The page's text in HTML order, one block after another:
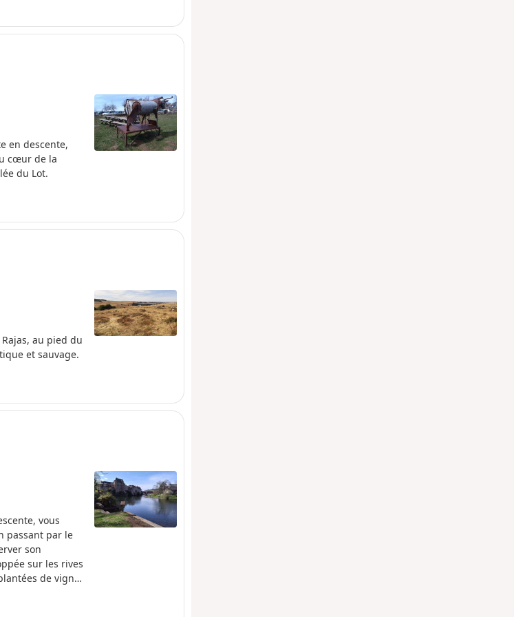
en descente,
cœur de la
du Lot.
au pied du
et sauvage.
vous
passant par le
son
sur les rives
de vignes